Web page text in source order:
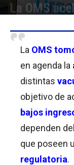
La OMS
La OMS
en agenda la
distintas
objetivo de
bajos
dependen
que poseen
regulatoria.